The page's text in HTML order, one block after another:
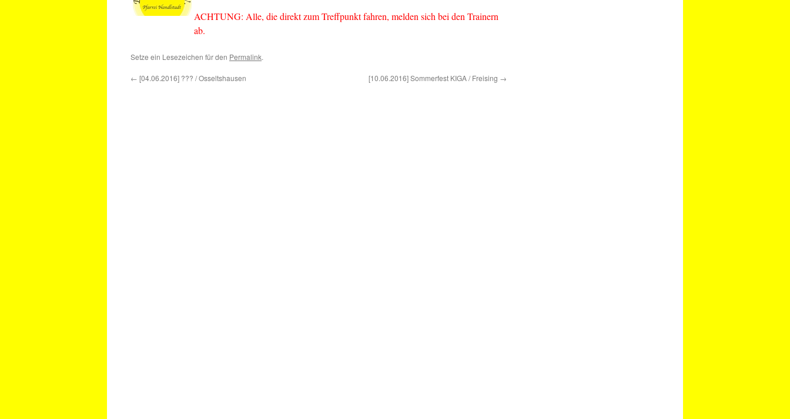
ACHTUNG: Alle, die direkt zum Treffpunkt fahren, melden sich bei den Trainern
ab.
Setze ein Lesezeichen für den Permalink.
← [04.06.2016] ??? / Osseltshausen [10.06.2016] Sommerfest KIGA / Freising →